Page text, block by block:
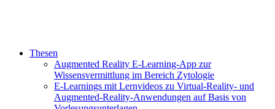
Thesen
Augmented Reality E-Learning-App zur
Wissensvermittlung im Bereich Zytologie
E-Learnings mit Lernvideos zu Virtual-Reality- und
Augmented-Reality-Anwendungen auf Basis von